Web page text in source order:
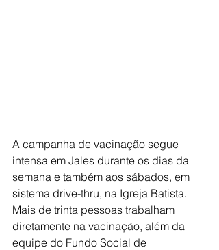
A campanha de vacinação segue
intensa em Jales durante os dias da
semana e também aos sábados, em
sistema drive-thru, na Igreja Batista.
Mais de trinta pessoas trabalham
diretamente na vacinação, além da
equipe do Fundo Social de